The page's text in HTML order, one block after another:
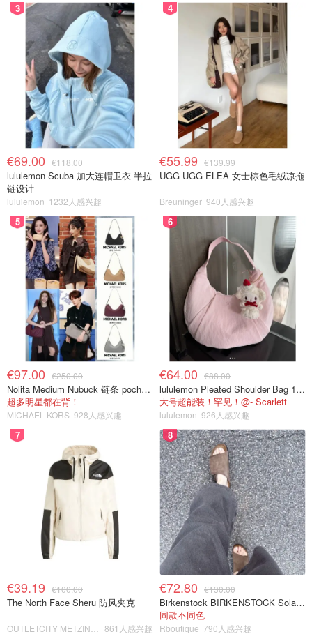
3
€69.00 €118.00
lululemon Scuba 加大连帽卫衣 半拉
链设计
lululemon 1232人感兴趣
4
€55.99 €139.99
UGG UGG ELEA 女士棕色毛绒凉拖
Breuninger 940人感兴趣
5
€97.00 €250.00
Nolita Medium Nubuck 链条 pochette
超多明星都在背！
MICHAEL KORS 928人感兴趣
6
€64.00 €88.00
lululemon Pleated Shoulder Bag 10L 单肩包
大号超能装！罕见！@- Scarlett
lululemon 926人感兴趣
7
€39.19 €100.00
The North Face Sheru 防风夹克
861人感兴趣
8
€72.80 €130.00
Birkenstock BIRKENSTOCK Solana 麂皮皮革凉拖
同款不同色
Rboutique 790人感兴趣